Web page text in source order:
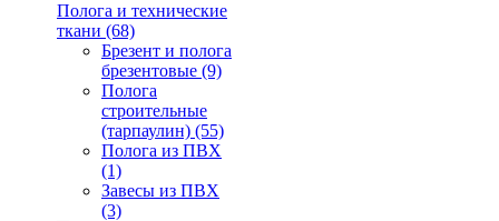
Полога и технические
ткани (68)
Брезент и полога
брезентовые (9)
Полога
строительные
(тарпаулин) (55)
Полога из ПВХ
(1)
Завесы из ПВХ
(3)